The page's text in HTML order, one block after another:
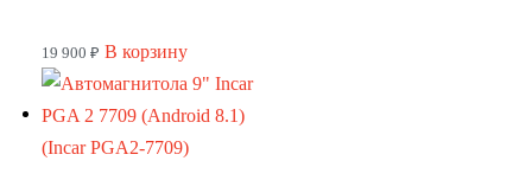
19 900 ₽ В корзину